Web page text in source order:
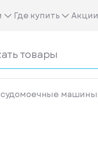
Где купить Акции
машины